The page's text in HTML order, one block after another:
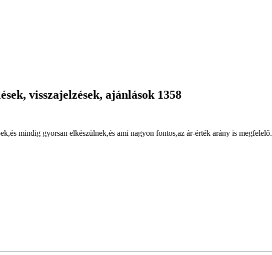
visszajelzések, ajánlások 1358
mindig gyorsan elkészülnek,és ami nagyon fontos,az ár-érték arány is megfelelő.